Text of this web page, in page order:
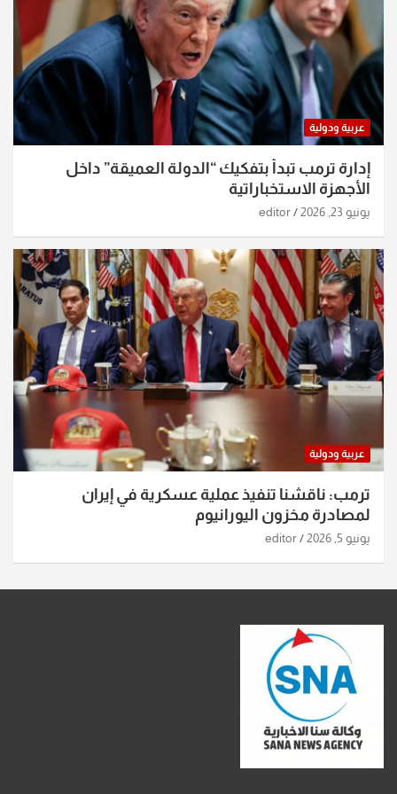
عربية ودولية
إدارة ترمب تبدأ بتفكيك “الدولة العميقة” داخل
الأجهزة الاستخباراتية
يونيو 23, 2026 editor
عربية ودولية
ترمب: ناقشنا تنفيذ عملية عسكرية في إيران
لمصادرة مخزون اليورانيوم
يونيو 5, 2026 editor